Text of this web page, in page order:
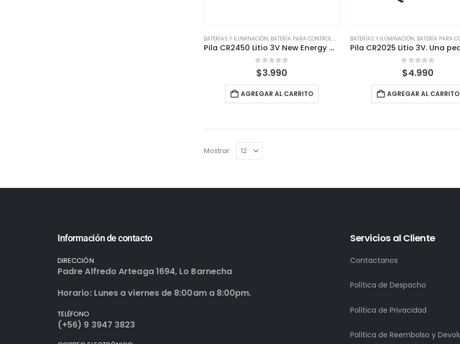
BATERÍAS Y ILUMINACIÓN, BATERÍA PARA CONTROL REMOTO ,BATERÍAS
Pila CR2450 Litio 3V New Energy Control Sensor Reloj. Potencia extra para dispositivos exigentes
0out of 5
$3.990
AGREGAR AL CARRITO
BATERÍAS Y ILUMINACIÓN, BATERÍA PARA
0out of 5
$4.990
AGREGAR AL CARRITO
Mostrar:
Información de contacto
DIRECCIÓN
Padre Alfredo Arteaga 1694, Lo Barnecha
Horario: Lunes a viernes de 8:00am a 8:00pm.
TELÉFONO
(+56) 9 3947 3823
Servicios al Cliente
Contactanos
Política de Despacho
Política de Privacidad
Política de Reembolso y